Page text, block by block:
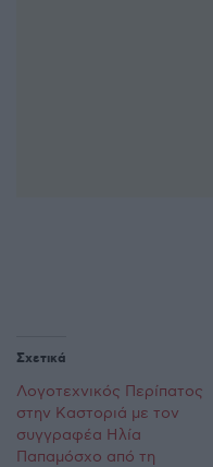
Σχετικά
Λογοτεχνικός Περίπατος
στην Καστοριά με τον
συγγραφέα Ηλία
Παπαμόσχο από τη